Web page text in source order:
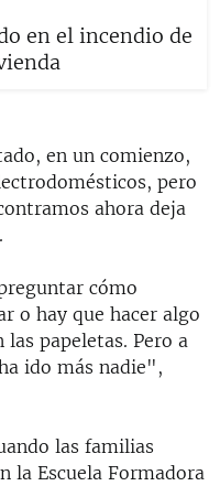
en el incendio de
en un comienzo,
pero
ahora deja
cómo
o hay que hacer algo
papeletas. Pero a
ido más nadie",
las familias
la Escuela Formadora